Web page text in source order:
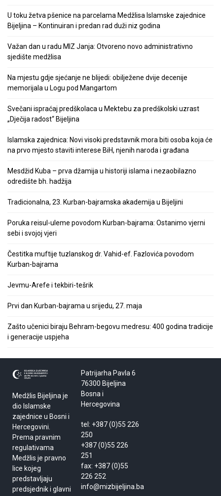
U toku žetva pšenice na parcelama Medžlisa Islamske zajednice
Bijeljina – Kontinuiran i predan rad duži niz godina
Važan dan u radu MIZ Janja: Otvoreno novo administrativno
sjedište medžlisa
Na mjestu gdje sjećanje ne blijedi: obilježene dvije decenije
memorijala u Logu pod Mangartom
Svečani ispraćaj predškolaca u Mektebu za predškolski uzrast
„Dječija radost“ Bijeljina
Islamska zajednica: Novi visoki predstavnik mora biti osoba koja će
na prvo mjesto staviti interese BiH, njenih naroda i građana
Mesdžid Kuba – prva džamija u historiji islama i nezaobilazno
odredište bh. hadžija
Tradicionalna, 23. Kurban-bajramska akademija u Bijeljini
Poruka reisul-uleme povodom Kurban-bajrama: Ostanimo vjerni
sebi i svojoj vjeri
Čestitka muftije tuzlanskog dr. Vahid-ef. Fazlovića povodom
Kurban-bajrama
Jevmu-Arefe i tekbiri-tešrik
Prvi dan Kurban-bajrama u srijedu, 27. maja
Zašto učenici biraju Behram-begovu medresu: 400 godina tradicije
i generacije uspjeha
Medžlis Bijeljina je
dio Islamske
zajednice u Bosni i
Hercegovini.
Prema pravnim
regulativama
Medžlis je pravno
lice kojeg
predstavljaju
predsjednik i glavni
Patrijarha Pavla 6
76300 Bijeljina
Bosna i
Hercegovina
tel: +387 (0)55 226
250
+387 (0)55 226
251
fax: +387 (0)55
226 252
info@mizbijeljina.ba